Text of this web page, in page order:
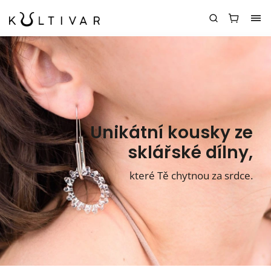
Unikátní kousky ze
sklářské dílny,
které Tě chytnou za srdce.